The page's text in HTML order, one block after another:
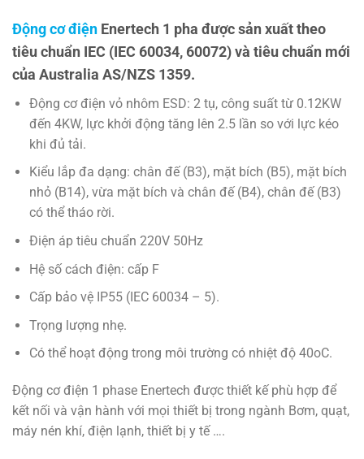
Động cơ điện Enertech 1 pha được sản xuất theo
tiêu chuẩn IEC (IEC 60034, 60072) và tiêu chuẩn mới
của Australia AS/NZS 1359.
Động cơ điện vỏ nhôm ESD: 2 tụ, công suất từ 0.12KW
đến 4KW, lực khởi động tăng lên 2.5 lần so với lực kéo
khi đủ tải.
Kiểu lắp đa dạng: chân đế (B3), mặt bích (B5), mặt bích
nhỏ (B14), vừa mặt bích và chân đế (B4), chân đế (B3)
có thể tháo rời.
Điện áp tiêu chuẩn 220V 50Hz
Hệ số cách điện: cấp F
Cấp bảo vệ IP55 (IEC 60034 – 5).
Trọng lượng nhẹ.
Có thể hoạt động trong môi trường có nhiệt độ 40oC.
Động cơ điện 1 phase Enertech được thiết kế phù hợp để
kết nối và vận hành với mọi thiết bị trong ngành Bơm, quạt,
máy nén khí, điện lạnh, thiết bị y tế ….